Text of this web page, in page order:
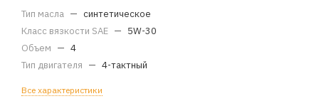
Тип масла — синтетическое
Класс вязкости SAE — 5W-30
Объем — 4
Тип двигателя — 4-тактный
Все характеристики